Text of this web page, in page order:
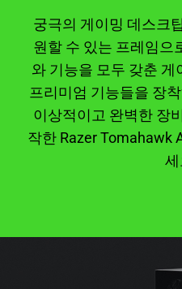
궁극의 게이밍 데스크
원할 수 있는 프레임으
와 기능을 모두 갖춘 게
프리미엄 기능들을 장
이상적이고 완벽한 장
작한 Razer Tomahawk